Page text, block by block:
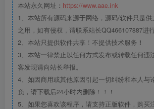
本站永久网址： https://www.aae.ink
1、本站所有源码来源于网络，源码/软件只是供
之用，如有侵权，请联系站长QQ466107887进
2、本站只提供软件共享！不提供技术服务！
3、本站一律禁止以任何方式发布或转载任何违
客发现请向站长举报。
4、如因商用或其他原因引起一切纠纷和本人与
负，请下载后24小时内删除！！！
5、如果您喜欢该程序，请支持正版软件，购买